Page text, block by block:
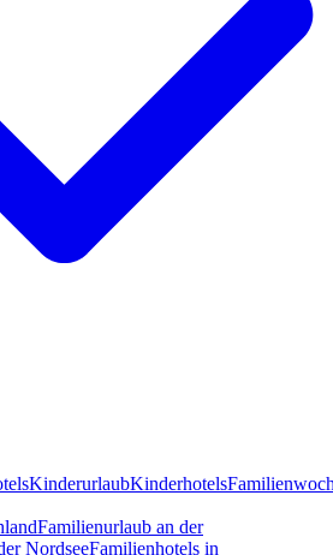
KinderurlaubKinderhotels
Familienurlaub an der
NordseeFamilienhotels in